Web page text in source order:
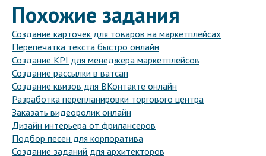
Похожие задания
Создание карточек для товаров на маркетплейсах
Перепечатка текста быстро онлайн
Создание KPI для менеджера маркетплейсов
Создание рассылки в ватсап
Создание квизов для ВКонтакте онлайн
Разработка перепланировки торгового центра
Заказать видеоролик онлайн
Дизайн интерьера от фрилансеров
Подбор песен для корпоратива
Создание заданий для архитекторов